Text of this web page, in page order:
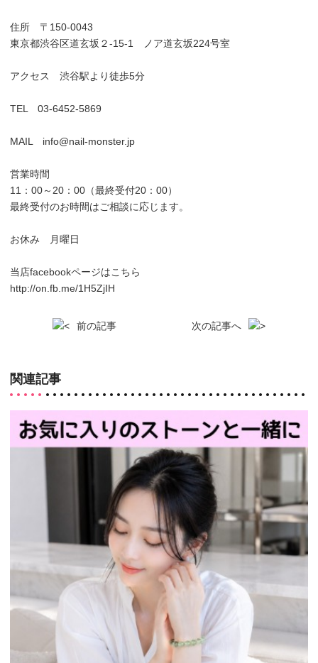
住所 〒150-0043
東京都渋谷区道玄坂２-15-1 ノア道玄坂224号室
アクセス 渋谷駅より徒歩5分
TEL 03-6452-5869
MAIL info@nail-monster.jp
営業時間
11：00～20：00（最終受付20：00）
最終受付のお時間はご相談に応じます。
お休み 月曜日
当店facebookページはこちら
http://on.fb.me/1H5ZjIH
前の記事 次の記事へ
関連記事